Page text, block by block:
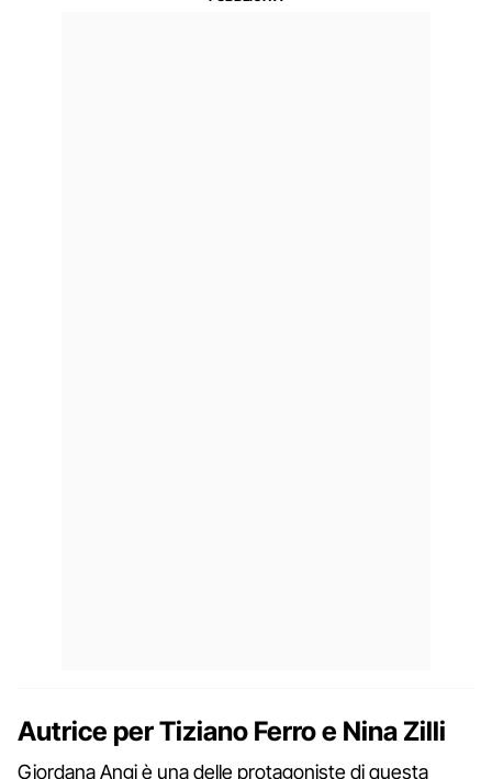
Autrice per Tiziano Ferro e Nina Zilli
Giordana Angi è una delle protagoniste di questa